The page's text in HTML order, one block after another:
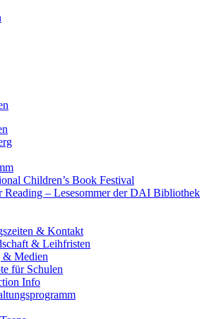
Children’s Book Festival
Reading – Lesesommer der DAI Bibliothek
& Kontakt
& Leihfristen
& Medien
für Schulen
Info